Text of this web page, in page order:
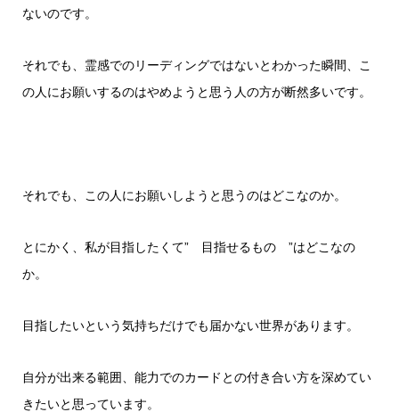
ないのです。
それでも、霊感でのリーディングではないとわかった瞬間、こ
の人にお願いするのはやめようと思う人の方が断然多いです。
それでも、この人にお願いしようと思うのはどこなのか。
とにかく、私が目指したくて” 目指せるもの ”はどこなの
か。
目指したいという気持ちだけでも届かない世界があります。
自分が出来る範囲、能力でのカードとの付き合い方を深めてい
きたいと思っています。